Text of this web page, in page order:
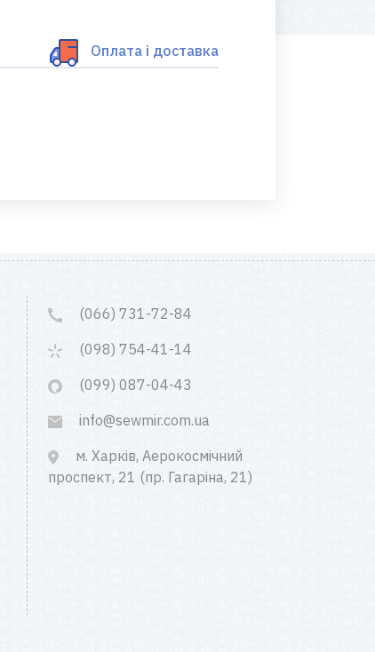
Оплата і доставка
(066) 731-72-84
(098) 754-41-14
(099) 087-04-43
info@sewmir.com.ua
м. Харків, Аерокосмічний
проспект, 21 (пр. Гагаріна, 21)